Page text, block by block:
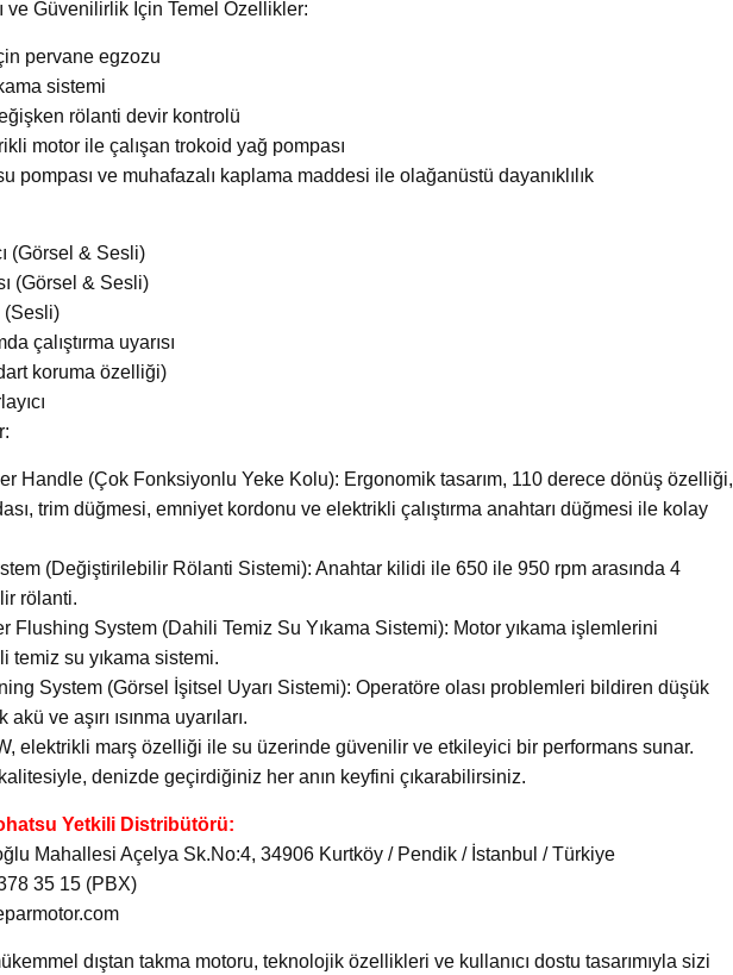
ve Güvenilirlik İçin Temel Özellikler:
pervane egzozu
sistemi
rölanti devir kontrolü
motor ile çalışan trokoid yağ pompası
pompası ve muhafazalı kaplama maddesi ile olağanüstü dayanıklılık
(Görsel & Sesli)
(Görsel & Sesli)
(Sesli)
çalıştırma uyarısı
koruma özelliği)
Handle (Çok Fonksiyonlu Yeke Kolu): Ergonomik tasarım, 110 derece dönüş özelliği,
trim düğmesi, emniyet kordonu ve elektrikli çalıştırma anahtarı düğmesi ile kolay
(Değiştirilebilir Rölanti Sistemi): Anahtar kilidi ile 650 ile 950 rpm arasında 4
rölanti.
Flushing System (Dahili Temiz Su Yıkama Sistemi): Motor yıkama işlemlerini
temiz su yıkama sistemi.
System (Görsel İşitsel Uyarı Sistemi): Operatöre olası problemleri bildiren düşük
ve aşırı ısınma uyarıları.
elektrikli marş özelliği ile su üzerinde güvenilir ve etkileyici bir performans sunar.
denizde geçirdiğiniz her anın keyfini çıkarabilirsiniz.
Yetkili Distribütörü:
Mahallesi Açelya Sk.No:4, 34906 Kurtköy / Pendik / İstanbul / Türkiye
35 15 (PBX)
dıştan takma motoru, teknolojik özellikleri ve kullanıcı dostu tasarımıyla sizi